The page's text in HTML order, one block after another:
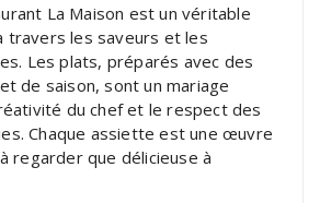
La Maison est un véritable
travers les saveurs et les
Les plats, préparés avec des
de saison, sont un mariage
du chef et le respect des
Chaque assiette est une œuvre
regarder que délicieuse à